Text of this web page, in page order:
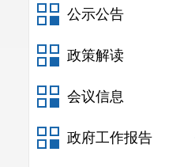
公示公告
政策解读
会议信息
政府工作报告